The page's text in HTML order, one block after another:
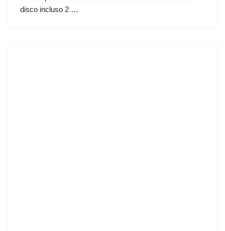
disco incluso 2 …